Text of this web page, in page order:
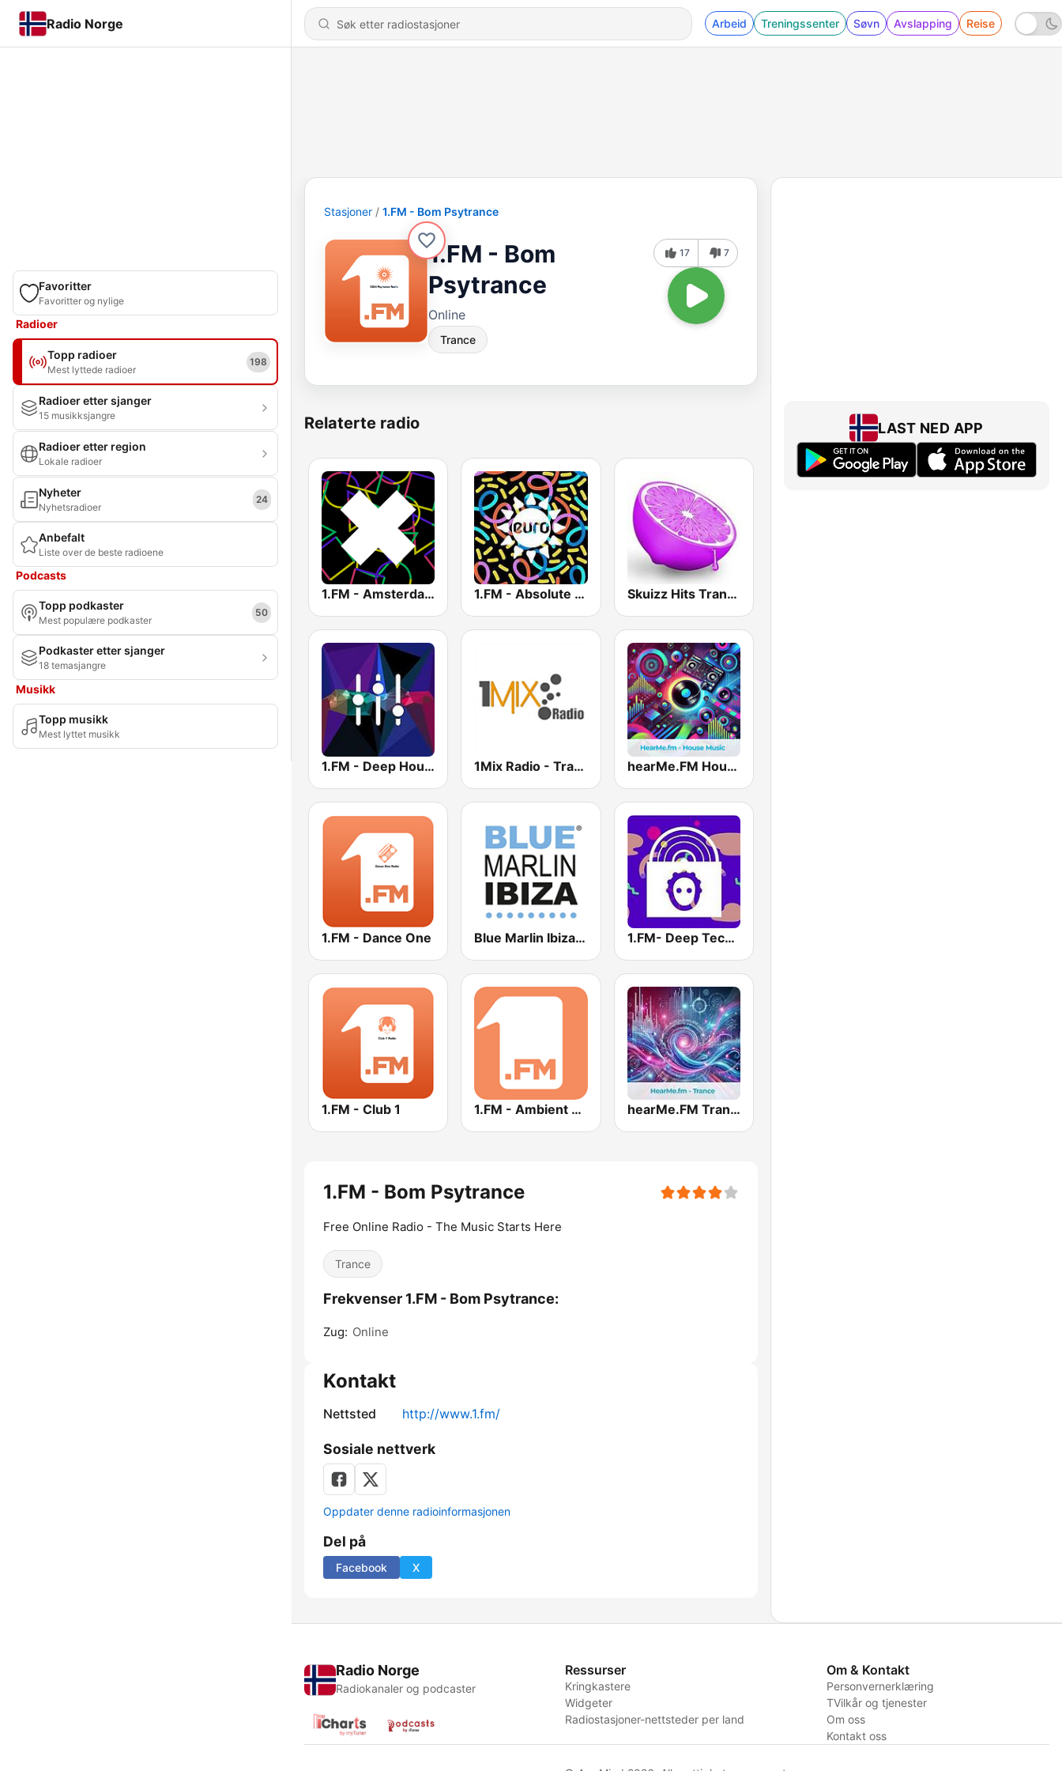
Radio Norge Arbeid Treningssenter Søvn Avslapping Reise
Favoritter
Favoritter og nylige
Radioer
Topp radioer
Mest lyttede radioer
198
Radioer etter sjanger
15 musikksjangre
Radioer etter region
Lokale radioer
Nyheter
Nyhetsradioer
24
Anbefalt
Liste over de beste radioene
Podcasts
Topp podkaster
Mest populære podkaster
50
Podkaster etter sjanger
18 temasjangre
Musikk
Topp musikk
Mest lyttet musikk
Stasjoner 1.FM - Bom Psytrance
1.FM - Bom
Psytrance
Online
Trance
17 7
Relaterte radio
1.FM - Amsterdam Trance 1.FM - Absolute Trance Skuizz Hits Trance
1.FM - Deep House 1Mix Radio - Trance hearMe.FM House
1.FM - Dance One Blue Marlin Ibiza Radio 1.FM- Deep Techno & Tech House
1.FM - Club 1 1.FM - Ambient Psychill hearMe.FM Trance
1.FM - Bom Psytrance
Free Online Radio - The Music Starts Here
Trance
Frekvenser 1.FM - Bom Psytrance:
Zug: Online
Kontakt
Nettsted http://www.1.fm/
Sosiale nettverk
Oppdater denne radioinformasjonen
Del på
Facebook X
LAST NED APP
Radio Norge
Radiokanaler og podcaster
Ressurser
Kringkastere
Widgeter
Radiostasjoner-nettsteder per land
Om & Kontakt
Personvernerklæring
TVilkår og tjenester
Om oss
Kontakt oss